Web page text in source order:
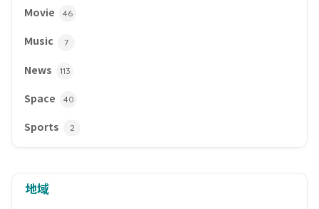
Movie 46
Music 7
News 113
Space 40
Sports 2
地域